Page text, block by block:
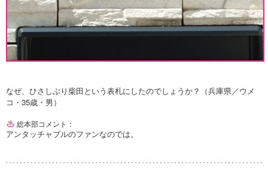
なぜ、ひさしぶり柴田という表札にしたのでしょうか？（兵庫県／ウメ
コ・35歳・男）
総本部コメント：
アンタッチャブルのファンなのでは。